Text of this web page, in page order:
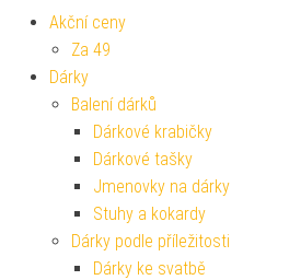
Akční ceny
Za 49
Dárky
Balení dárků
Dárkové krabičky
Dárkové tašky
Jmenovky na dárky
Stuhy a kokardy
Dárky podle příležitosti
Dárky ke svatbě